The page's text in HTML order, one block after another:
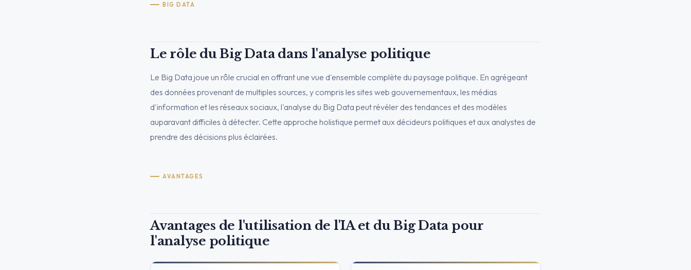
BIG DATA
Le rôle du Big Data dans l'analyse politique
Le Big Data joue un rôle crucial en offrant une vue d'ensemble complète du paysage politique. En agrégeant
des données provenant de multiples sources, y compris les sites web gouvernementaux, les médias
d'information et les réseaux sociaux, l'analyse du Big Data peut révéler des tendances et des modèles
auparavant difficiles à détecter. Cette approche holistique permet aux décideurs politiques et aux analystes de
prendre des décisions plus éclairées.
AVANTAGES
Avantages de l'utilisation de l'IA et du Big Data pour
l'analyse politique